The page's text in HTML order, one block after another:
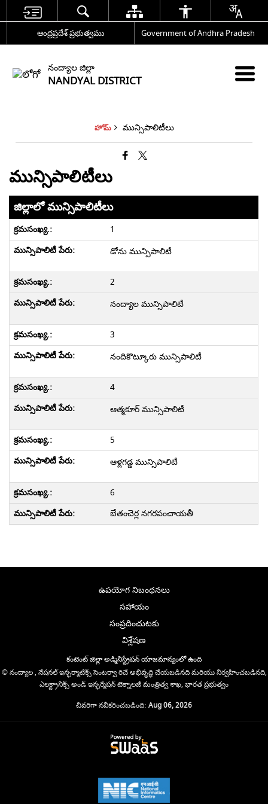
ఆంధ్రప్రదేశ్ ప్రభుత్వము Government of Andhra Pradesh
నంద్యాల జిల్లా
NANDYAL DISTRICT
హోమ్ మున్సిపాలిటీలు
మున్సిపాలిటీలు
జిల్లాలో మున్సిపాలిటీలు
1
డోను మున్సిపాలిటీ
2
నంద్యాల మున్సిపాలిటీ
3
నందికొట్కూరు మున్సిపాలిటీ
4
ఆత్మకూర్ మున్సిపాలిటీ
5
ఆళ్లగడ్డ మున్సిపాలిటీ
6
బేతంచెర్ల నగరపంచాయతీ
ఉపయోగ నిబంధనలు
సహాయం
సంప్రదించుటకు
విశ్లేషణ
కంటెంట్ జిల్లా అడ్మినిస్ట్రేషన్ యాజమాన్యంలో ఉంది
© నంద్యాల , నేషనల్ ఇన్ఫర్మాటిక్స్ సెంటర్వా రిచే అభివృద్ధి చేయబడినది మరియు నిర్వహించబడినది,
ఎలక్ట్రానిక్స్ అండ్ ఇన్ఫర్మేషన్ టెక్నాలజీ మంత్రిత్వ శాఖ, భారత ప్రభుత్వం
చివరిగా నవీకరించబడింది: Aug 06, 2026